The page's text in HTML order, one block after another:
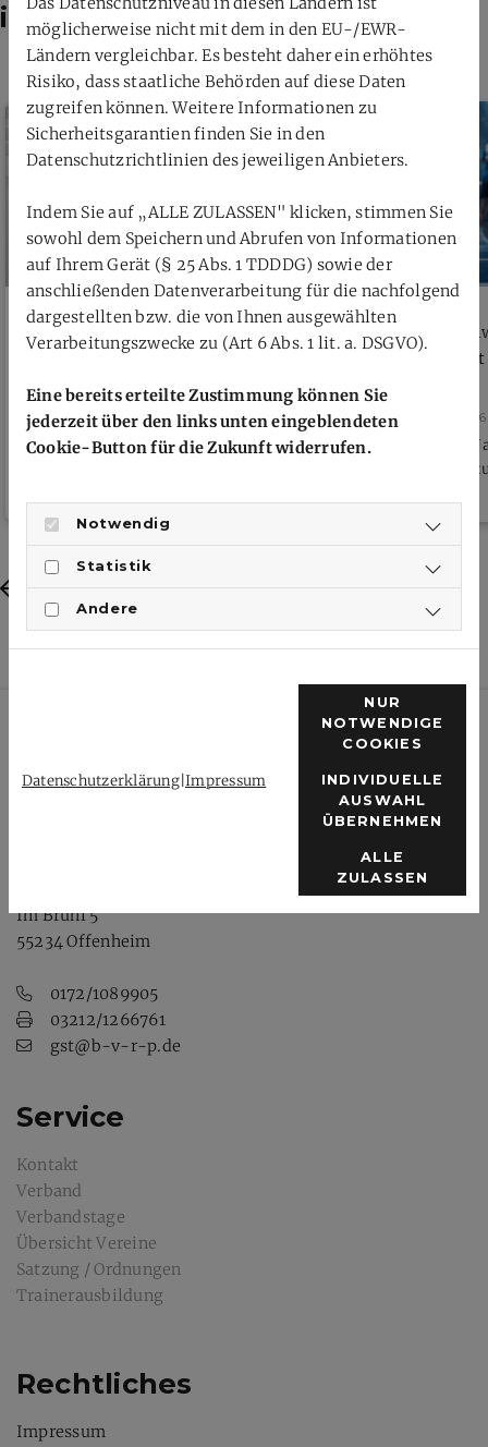
interessieren
Öffentliche Verhandlung Verbandsgericht
26. Juli 2026
Donnerstag, 30.07.2026, 18 Uhr per
Neue
26. Juli 2026
Ab dem 4.
Previous
Next
Rheinhessen-Pfalz e.V.
Im Brühl 5
55234 Offenheim
0172/1089905
03212/1266761
gst@b-v-r-p.de
Service
Kontakt
Verband
Verbandstage
Übersicht Vereine
Satzung / Ordnungen
Trainerausbildung
Rechtliches
Impressum
möglicherweise nicht mit dem in den EU-/EWR-
Ländern vergleichbar. Es besteht daher ein erhöhtes
Risiko, dass staatliche Behörden auf diese Daten
zugreifen können. Weitere Informationen zu
Sicherheitsgarantien finden Sie in den
Datenschutzrichtlinien des jeweiligen Anbieters.
Indem Sie auf „ALLE ZULASSEN" klicken, stimmen Sie
sowohl dem Speichern und Abrufen von Informationen
auf Ihrem Gerät (§ 25 Abs. 1 TDDDG) sowie der
anschließenden Datenverarbeitung für die nachfolgend
dargestellten bzw. die von Ihnen ausgewählten
Verarbeitungszwecke zu (Art 6 Abs. 1 lit. a. DSGVO).
Eine bereits erteilte Zustimmung können Sie
jederzeit über den links unten eingeblendeten
Cookie-Button für die Zukunft widerrufen.
Notwendig
Statistik
Andere
Datenschutzerklärung|Impressum
NUR
NOTWENDIGE
COOKIES
INDIVIDUELLE
AUSWAHL
ÜBERNEHMEN
ALLE
ZULASSEN